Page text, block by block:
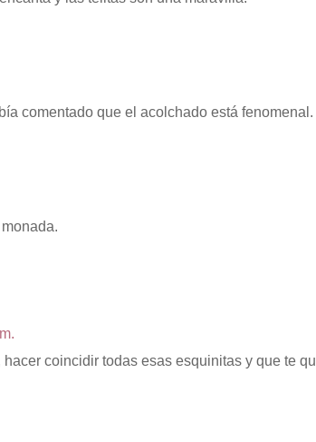
comentado que el acolchado está fenomenal.
hacer coincidir todas esas esquinitas y que te